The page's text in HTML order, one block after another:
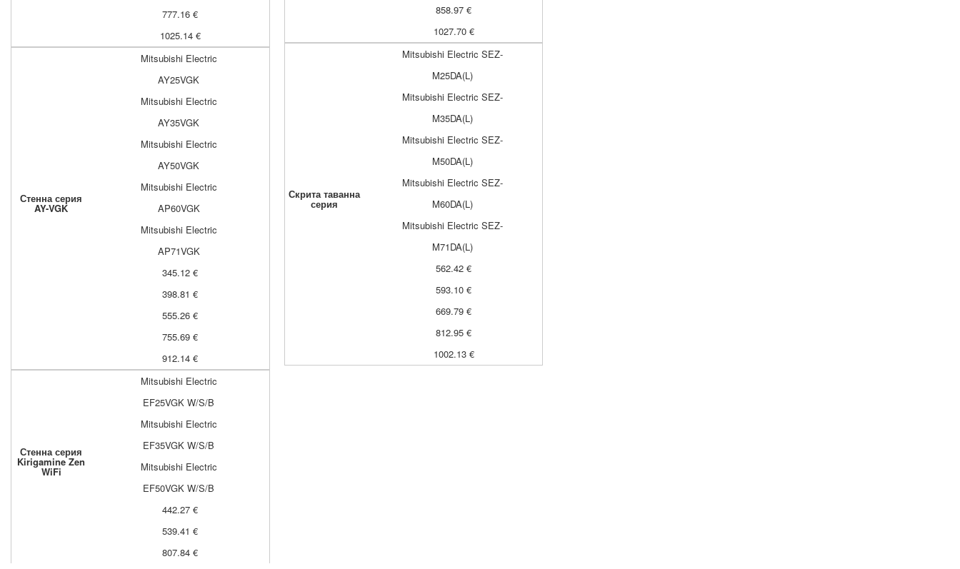
777.16 €
1025.14 €
Стенна серия
AY-VGK
Mitsubishi Electric
AY25VGK
Mitsubishi Electric
AY35VGK
Mitsubishi Electric
AY50VGK
Mitsubishi Electric
AP60VGK
Mitsubishi Electric
AP71VGK
345.12 €
398.81 €
555.26 €
755.69 €
912.14 €
Стенна серия
Kirigamine Zen
WiFi
Mitsubishi Electric
EF25VGK W/S/B
Mitsubishi Electric
EF35VGK W/S/B
Mitsubishi Electric
EF50VGK W/S/B
442.27 €
539.41 €
807.84 €
858.97 €
1027.70 €
Скрита таванна
серия
Mitsubishi Electric SEZ-
M25DA(L)
Mitsubishi Electric SEZ-
M35DA(L)
Mitsubishi Electric SEZ-
M50DA(L)
Mitsubishi Electric SEZ-
M60DA(L)
Mitsubishi Electric SEZ-
M71DA(L)
562.42 €
593.10 €
669.79 €
812.95 €
1002.13 €